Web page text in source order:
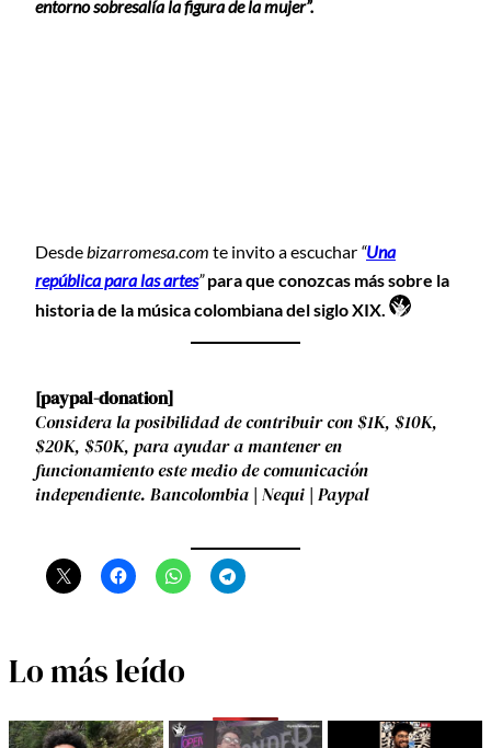
entorno sobresalía la figura de la mujer”.
Desde bizarromesa.com te invito a escuchar “Una
república para las artes”para que conozcas más sobre la
historia de la música colombiana del siglo XIX.
[paypal-donation]
Considera la posibilidad de contribuir con $1K, $10K,
$20K, $50K, para ayudar a mantener en
funcionamiento este medio de comunicación
independiente. Bancolombia | Nequi | Paypal
Lo más leído